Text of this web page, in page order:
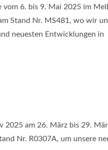
vom 6. bis 9. Mai 2025 im
Stand Nr. MS481, wo wir
neuesten Entwicklungen in
2025 am 26. März bis 29.
Nr. R0307A, um unsere